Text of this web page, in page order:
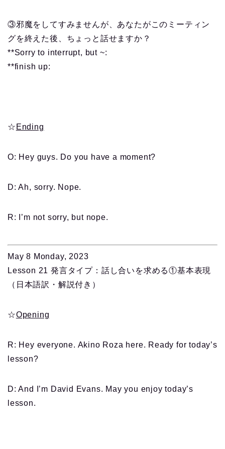
③邪魔をしてすみませんが、あなたがこのミーティン
グを終えた後、ちょっと話せますか？
**Sorry to interrupt, but ~:
**finish up:
☆ Ending
O: Hey guys. Do you have a moment?
D: Ah, sorry. Nope.
R: I’m not sorry, but nope.
May 8 Monday, 2023
Lesson 21 発言タイプ：話し合いを求める①基本表現
（日本語訳・解説付き）
☆Opening
R: Hey everyone. Akino Roza here. Ready for today’s
lesson?
D: And I’m David Evans. May you enjoy today’s
lesson.